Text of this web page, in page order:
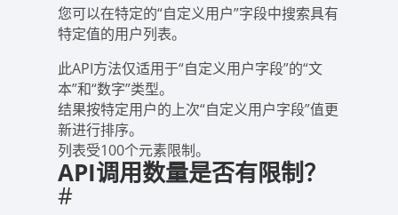
您可以在特定的“自定义用户”字段中搜索具有
特定值的用户列表。
此API方法仅适用于“自定义用户字段”的“文
本”和“数字”类型。
结果按特定用户的上次“自定义用户字段”值更
新进行排序。
列表受100个元素限制。
API调用数量是否有限制？
#